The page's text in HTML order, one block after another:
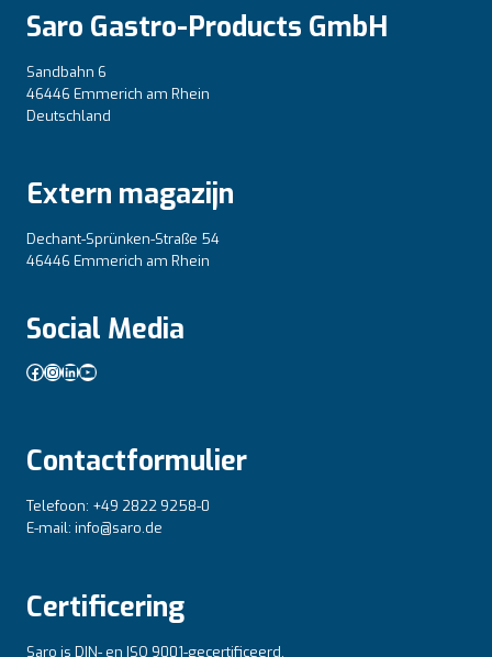
Saro Gastro-Products GmbH
Sandbahn 6
46446 Emmerich am Rhein
Deutschland
Extern magazijn
Dechant-Sprünken-Straße 54
46446 Emmerich am Rhein
Social Media
Facebook
Instagram
LinkedIn
YouTube
Contactformulier
Telefoon: +49 2822 9258-0
E-mail: info@saro.de
Certificering
Saro is DIN- en ISO 9001-gecertificeerd.